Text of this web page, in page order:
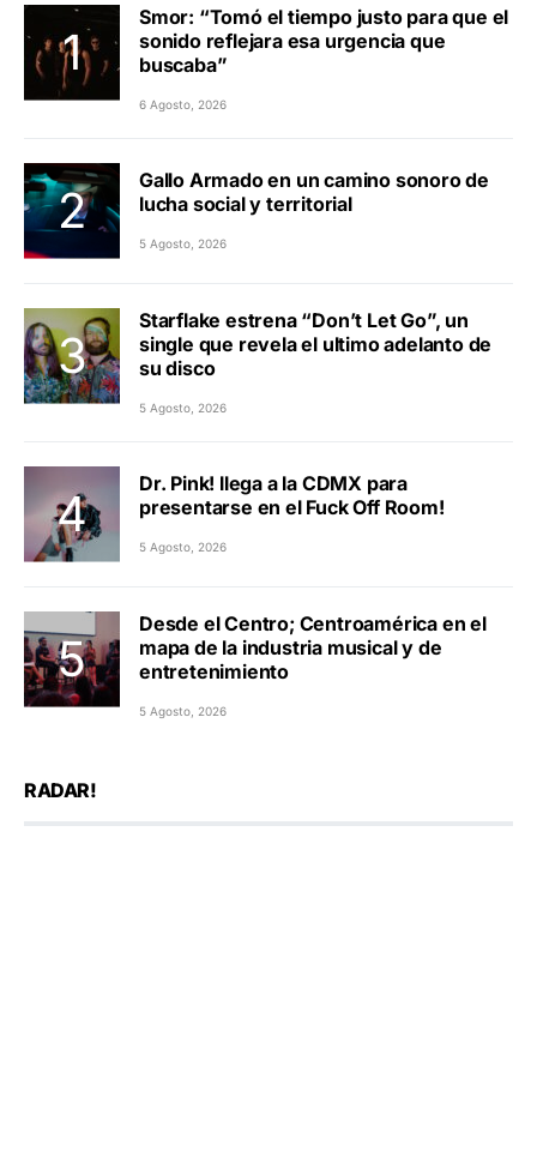
Smor: “Tomó el tiempo justo para que el
sonido reflejara esa urgencia que
buscaba”
6 Agosto, 2026
Gallo Armado en un camino sonoro de
lucha social y territorial
5 Agosto, 2026
Starflake estrena “Don’t Let Go”, un
single que revela el ultimo adelanto de
su disco
5 Agosto, 2026
Dr. Pink! llega a la CDMX para
presentarse en el Fuck Off Room!
5 Agosto, 2026
Desde el Centro; Centroamérica en el
mapa de la industria musical y de
entretenimiento
5 Agosto, 2026
RADAR!